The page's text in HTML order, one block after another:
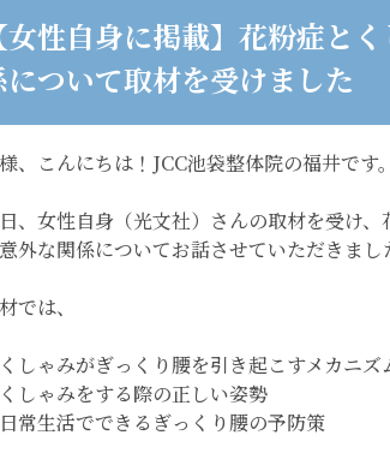
女性自身に掲載】花粉症と
について取材を受けました
、こんにちは！JCC池袋整体院の福井です。
、女性自身（光文社）さんの取材を受け
外な関係についてお話させていただきまし
では、
しゃみがぎっくり腰を引き起こすメカニズ
しゃみをする際の正しい姿勢
常生活でできるぎっくり腰の予防策